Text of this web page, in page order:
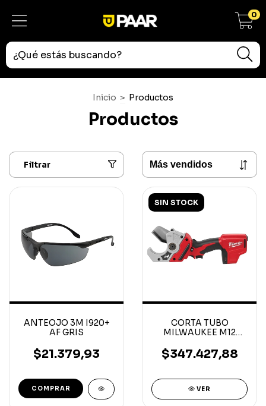
0
Inicio > Productos
Productos
Filtrar
ANTEOJO 3M I920+
AF GRIS
$21.379,93
SIN STOCK
CORTA TUBO
MILWAUKEE M12
$347.427,88
VER